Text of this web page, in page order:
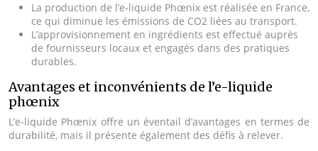
La production de l’e-liquide Phœnix est réalisée en France,
ce qui diminue les émissions de CO2 liées au transport.
L’approvisionnement en ingrédients est effectué auprès
de fournisseurs locaux et engagés dans des pratiques
durables.
Avantages et inconvénients de l’e-liquide
phœnix
L’e-liquide Phœnix offre un éventail d’avantages en termes de
durabilité, mais il présente également des défis à relever.